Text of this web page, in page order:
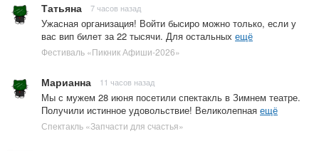
Татьяна 7 часов назад
Ужасная организация! Войти бысиро можно только, если у
вас вип билет за 22 тысячи. Для остальных ещё
Фестиваль «Пикник Афиши-2026»
Марианна 11 часов назад
Мы с мужем 28 июня посетили спектакль в Зимнем театре.
Получили истинное удовольствие! Великолепная ещё
Спектакль «Запчасти для счастья»